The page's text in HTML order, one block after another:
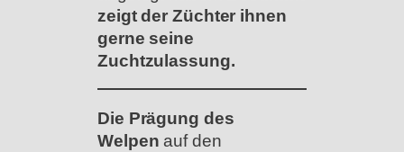
zeigt der Züchter ihnen
gerne seine
Zuchtzulassung.
Die Prägung des
Welpen auf den